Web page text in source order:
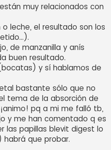
muy relacionados con
leche, el resultado son los
de manzanilla y anís
buen resultado.
y sí hablamos de
bastante sólo que no
tema de la absorción de
pq a mi me falló tb,
y me han comentado q es
las papillas blevit digest lo
habrá que probar.